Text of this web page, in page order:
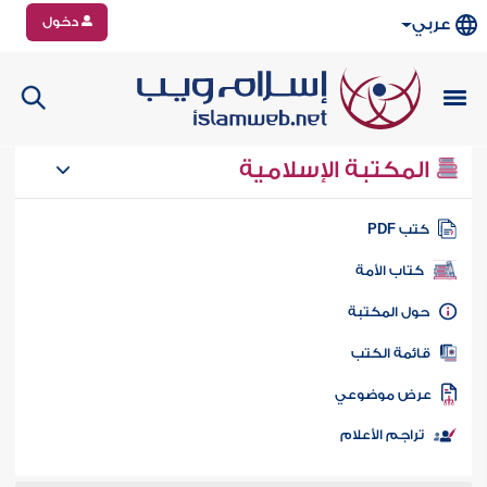
عربي دخول
المكتبة الإسلامية
كتب PDF
كتاب الأمة
المكتبة
الكتب
موضوعي